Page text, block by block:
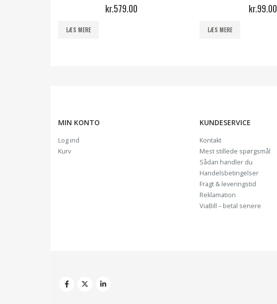
kr.579.00
LÆS MERE
kr.99.00
LÆS MERE
MIN KONTO
Log ind
Kurv
KUNDESERVICE
Kontakt
Mest stillede spørgsmål
Sådan handler du
Handelsbetingelser
Fragt & leveringstid
Reklamation
ViaBill – betal senere